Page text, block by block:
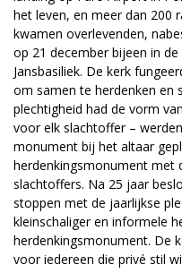
het leven, en meer dan 200
kwamen overlevenden,
op 21 december bijeen in
Jansbasiliek. De kerk
om samen te herdenken en
plechtigheid had de vorm
voor elk slachtoffer –
monument bij het altaar
herdenkingsmonument met
slachtoffers. Na 25 jaar
stoppen met de jaarlijkse
kleinschaliger en informele
herdenkingsmonument. De
voor iedereen die privé stil